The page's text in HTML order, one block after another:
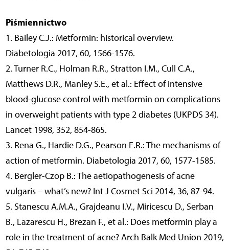
Piśmiennictwo
1. Bailey C.J.: Metformin: historical overview.
Diabetologia 2017, 60, 1566-1576.
2. Turner R.C., Holman R.R., Stratton I.M., Cull C.A.,
Matthews D.R., Manley S.E., et al.: Effect of intensive
blood-glucose control with metformin on complications
in overweight patients with type 2 diabetes (UKPDS 34).
Lancet 1998, 352, 854-865.
3. Rena G., Hardie D.G., Pearson E.R.: The mechanisms of
action of metformin. Diabetologia 2017, 60, 1577-1585.
4. Bergler-Czop B.: The aetiopathogenesis of acne
vulgaris – what’s new? Int J Cosmet Sci 2014, 36, 87-94.
5. Stanescu A.M.A., Grajdeanu I.V., Miricescu D., Serban
B., Lazarescu H., Brezan F., et al.: Does metformin play a
role in the treatment of acne? Arch Balk Med Union 2019,